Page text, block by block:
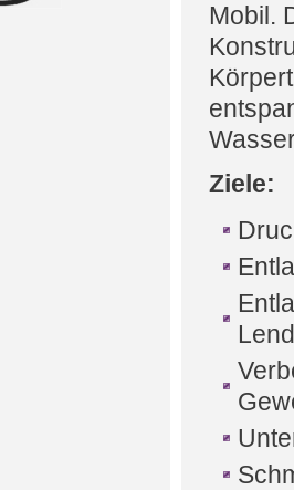
Mobil.
Ziele: